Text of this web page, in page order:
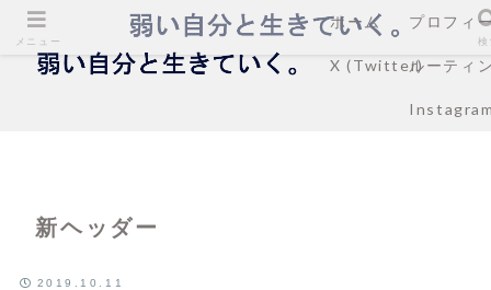
ホーム プロフィ
X (Twitter)ルーティ
新ヘッダー
2019.10.11
メニュー